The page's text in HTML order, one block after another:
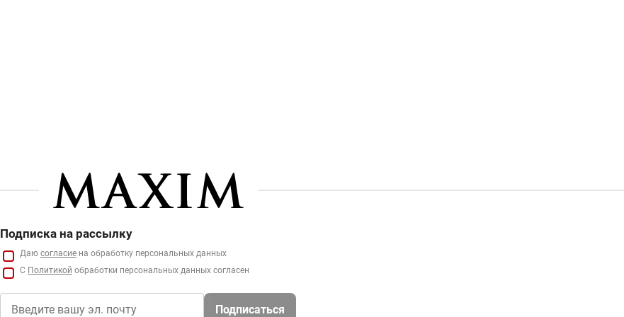
Подписка на рассылку
Даю согласие на обработку персональных данных
С Политикой обработки персональных данных согласен
Подписаться